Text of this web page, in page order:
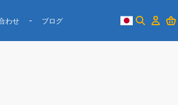
わせ ブログ